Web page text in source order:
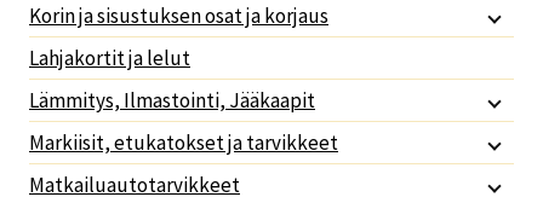
Korin ja sisustuksen osat ja korjaus
Lahjakortit ja lelut
Lämmitys, Ilmastointi, Jääkaapit
Markiisit, etukatokset ja tarvikkeet
Matkailuautotarvikkeet